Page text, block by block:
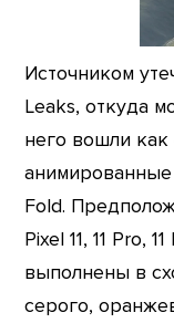
Источником
Leaks, откуда
него вошли как
анимированные
Fold.
Pixel 11, 11 Pro,
выполнены в
серого,